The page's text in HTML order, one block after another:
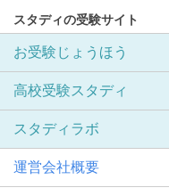
スタディの受験サイト
お受験じょうほう
高校受験スタディ
スタディラボ
運営会社概要